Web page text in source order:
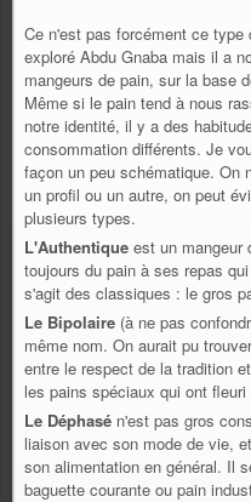
Ce n'est pas forcément ce type
exploré Abdu Gnaba mais il a
mangeurs de pain, sur la base
Même si le pain tend à nous
notre identité, il y a des
consommation différents. Je
façon un peu schématique. On
un profil ou un autre, on peut
plusieurs types.
L'Authentique est un mangeur
toujours du pain à ses repas
s'agit des classiques : le gros
Le Bipolaire (à ne pas
même nom. On aurait pu
entre le respect de la tradition
les pains spéciaux qui ont
Le Déphasé n'est pas gros
liaison avec son mode de vie,
son alimentation en général. Il
baguette courante ou pain